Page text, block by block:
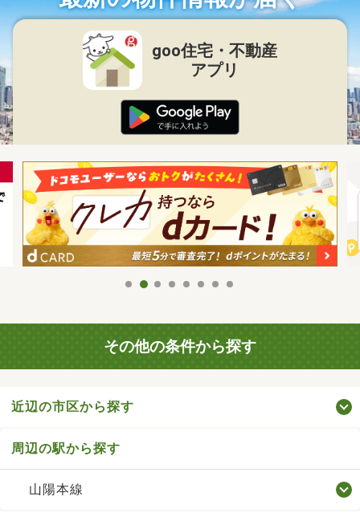
goo住宅・不動産
アプリ
その他の条件から探す
近辺の市区から探す
周辺の駅から探す
山陽本線